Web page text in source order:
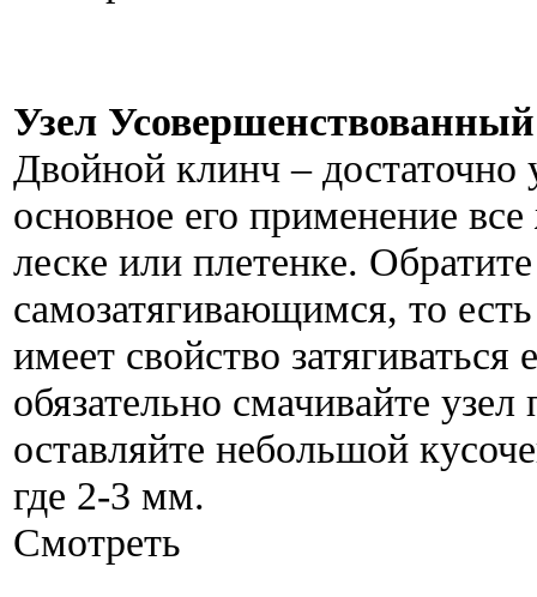
Узел
Двойной клинч – достаточно
основное его применение
леске или плетенке.
самозатягивающимся, то
имеет свойство
обязательно смачивайте
оставляйте небольшой
где 2-3 мм.
Смотреть